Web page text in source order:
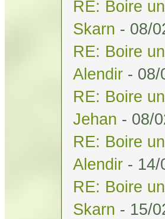
RE: Boire
Skarn - 08/
RE: Boire
Alendir - 08/
RE: Boire
Jehan - 08/
RE: Boire
Alendir - 14/
RE: Boire
Skarn - 15/